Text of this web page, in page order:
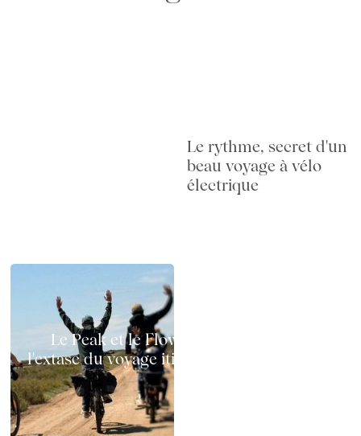
Le rythme, secret d'un
beau voyage à vélo
électrique
Le Peak et le Flow à vélo électrique :
l'extase du voyage itinérant sur deux roues